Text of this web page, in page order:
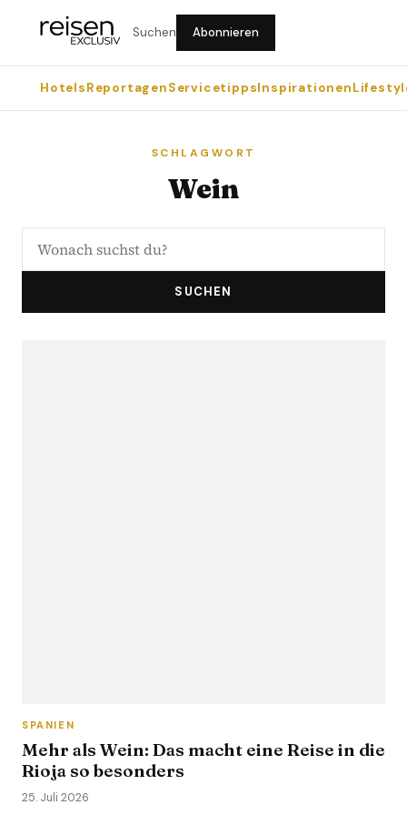
Suchen Abonnieren
HotelsReportagenServicetippsInspirationen
SCHLAGWORT
Wein
SUCHEN
SPANIEN
Mehr als Wein: Das macht eine Reise in die
Rioja so besonders
25. Juli 2026